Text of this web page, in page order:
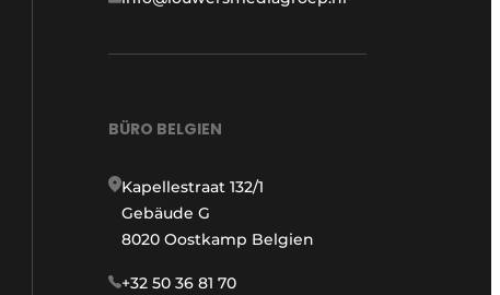
BÜRO BELGIEN
Kapellestraat 132/1
Gebäude G
8020 Oostkamp Belgien
+32 50 36 81 70